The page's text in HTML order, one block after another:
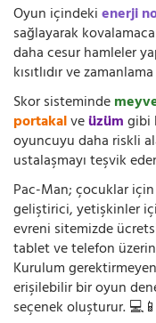
Oyun içindekienerji
sağlayarak
daha cesur hamleler
kısıtlıdır ve
Skor sisteminde
portakalveüzümgibi
oyuncuyu daha riskli
ustalaşmayı teşvik
Pac-Man; çocuklar
geliştirici, yetişkinler
evreni sitemizde
tablet ve telefon
Kurulum
erişilebilir bir oyun
seçenek oluşturur.